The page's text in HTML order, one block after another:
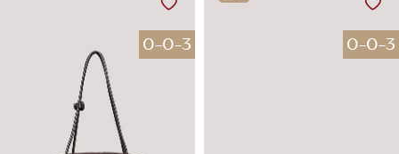
0-0-3 0-0-3